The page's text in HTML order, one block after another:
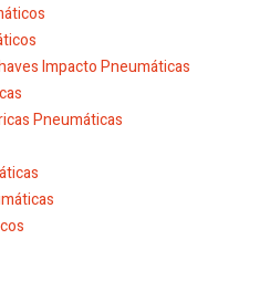
Impacto Pneumáticas
Pneumáticas